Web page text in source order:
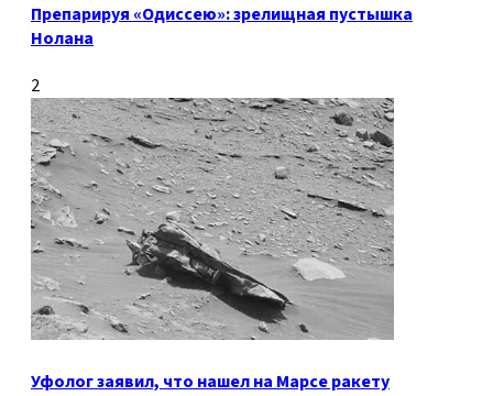
Препарируя «Одиссею»: зрелищная пустышка
Нолана
2
Уфолог заявил, что нашел на Марсе ракету